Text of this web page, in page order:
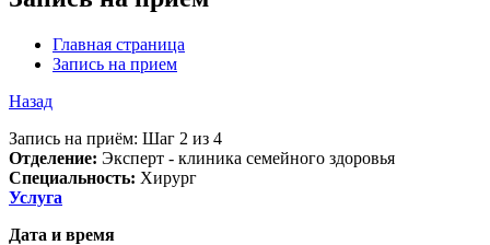
Главная страница
Запись на прием
Назад
Запись на приём: Шаг 2 из 4
Отделение: Эксперт - клиника семейного здоровья
Специальность: Хирург
Услуга
Дата и время